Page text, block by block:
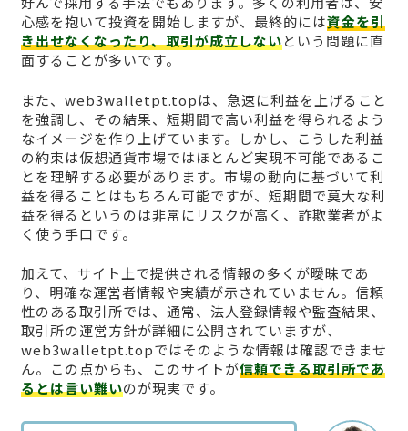
心感を抱いて投資を開始しますが、最終的には資金を引
き出せなくなったり、取引が成立しないという問題に直
面することが多いです。
また、web3walletpt.topは、急速に利益を上げること
を強調し、その結果、短期間で高い利益を得られるよう
なイメージを作り上げています。しかし、こうした利益
の約束は仮想通貨市場ではほとんど実現不可能であるこ
とを理解する必要があります。市場の動向に基づいて利
益を得ることはもちろん可能ですが、短期間で莫大な利
益を得るというのは非常にリスクが高く、詐欺業者がよ
く使う手口です。
加えて、サイト上で提供される情報の多くが曖昧であ
り、明確な運営者情報や実績が示されていません。信頼
性のある取引所では、通常、法人登録情報や監査結果、
取引所の運営方針が詳細に公開されていますが、
web3walletpt.topではそのような情報は確認できませ
ん。この点からも、このサイトが信頼できる取引所であ
るとは言い難いのが現実です。